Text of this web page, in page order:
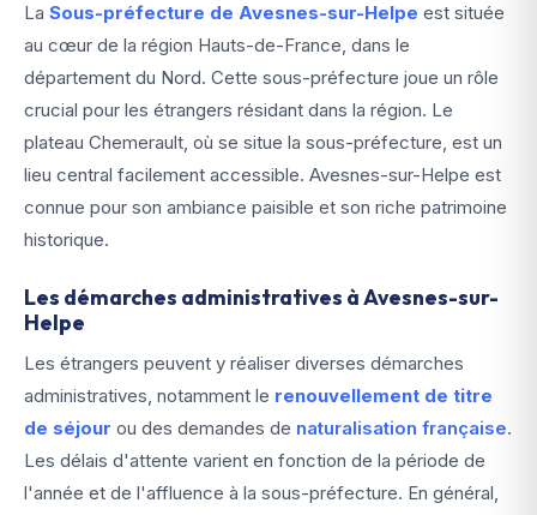
La Sous-préfecture de Avesnes-sur-Helpe est située
au cœur de la région Hauts-de-France, dans le
département du Nord. Cette sous-préfecture joue un rôle
crucial pour les étrangers résidant dans la région. Le
plateau Chemerault, où se situe la sous-préfecture, est un
lieu central facilement accessible. Avesnes-sur-Helpe est
connue pour son ambiance paisible et son riche patrimoine
historique.
Les démarches administratives à Avesnes-sur-
Helpe
Les étrangers peuvent y réaliser diverses démarches
administratives, notamment le renouvellement de titre
de séjour ou des demandes de naturalisation française.
Les délais d'attente varient en fonction de la période de
l'année et de l'affluence à la sous-préfecture. En général,